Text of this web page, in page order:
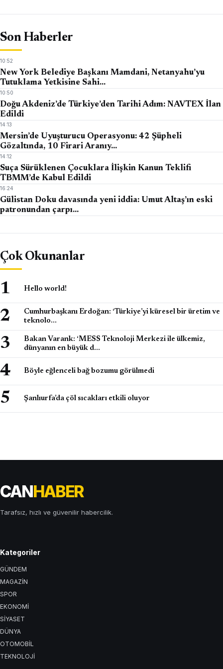
Son Haberler
10:52
New York Belediye Başkanı Mamdani, Netanyahu’yu
Tutuklama Yetkisine Sahi…
10:50
Doğu Akdeniz’de Türkiye’den Tarihi Adım: NAVTEX İlan
Edildi
14:13
Mersin’de Uyuşturucu Operasyonu: 42 Şüpheli
Gözaltında, 10 Firari Aranıy…
14:12
Suça Sürüklenen Çocuklara İlişkin Kanun Teklifi
TBMM’de Kabul Edildi
16:24
Gülistan Doku davasında yeni iddia: Umut Altaş’ın eski
patronundan çarpı…
Çok Okunanlar
Hello world!
Cumhurbaşkanı Erdoğan: ‘Türkiye’yi küresel bir üretim ve
teknolo…
Bakan Varank: ‘MESS Teknoloji Merkezi ile ülkemiz,
dünyanın en büyük d…
Böyle eğlenceli bağ bozumu görülmedi
Şanlıurfa’da çöl sıcakları etkili oluyor
CANHABER
Tarafsız, hızlı ve güvenilir habercilik.
Kategoriler
GÜNDEM
MAGAZİN
SPOR
EKONOMİ
SİYASET
DÜNYA
OTOMOBİL
TEKNOLOJİ